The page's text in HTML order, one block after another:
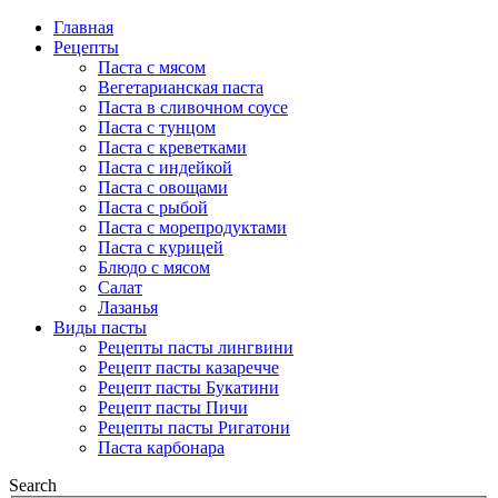
Главная
Рецепты
Паста с мясом
Вегетарианская паста
Паста в сливочном соусе
Паста с тунцом
Паста с креветками
Паста с индейкой
Паста с овощами
Паста с рыбой
Паста с морепродуктами
Паста с курицей
Блюдо с мясом
Салат
Лазанья
Виды пасты
Рецепты пасты лингвини
Рецепт пасты казаречче
Рецепт пасты Букатини
Рецепт пасты Пичи
Рецепты пасты Ригатони
Паста карбонара
Search